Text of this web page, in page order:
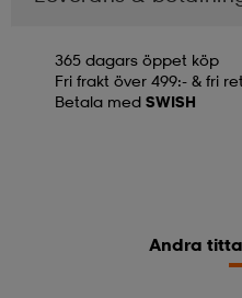
365 dagars öppet köp
Fri frakt över 499:- & fri
Betala med SWISH
Andra